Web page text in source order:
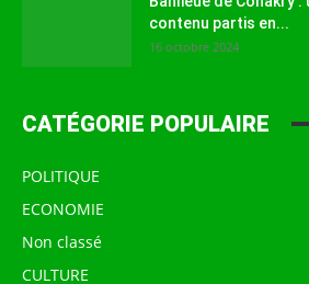
contenu partis en...
16 octobre 2024
CATÉGORIE POPULAIRE
POLITIQUE
ECONOMIE
Non classé
CULTURE